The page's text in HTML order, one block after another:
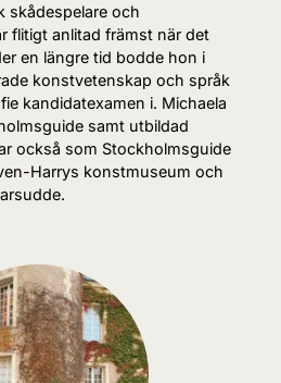
skådespelare och
flitigt anlitad främst när det
en längre tid bodde hon i
konstvetenskap och språk
kandidatexamen i. Michaela
samt utbildad
också som Stockholmsguide
Harrys konstmuseum och